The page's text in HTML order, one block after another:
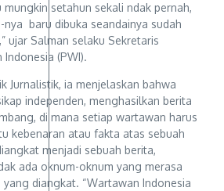
setahun sekali ndak pernah,
baru dibuka seandainya sudah
ujar Salman selaku Sekretaris
(PWI).
Jurnalistik, ia menjelaskan bahwa
independen, menghasilkan berita
di mana setiap wartawan harus
kebenaran atau fakta atas sebuah
menjadi sebuah berita,
ada oknum-oknum yang merasa
diangkat. “Wartawan Indonesia